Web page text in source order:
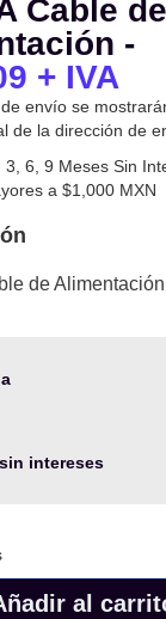
Cable de
-
+ IVA
envío se
de la dirección de
3, 6, 9 Meses Sin
a $1,000 MXN
de
intereses
al